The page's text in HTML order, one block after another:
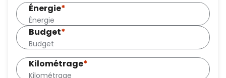
Énergie*
Budget*
Kilométrage*